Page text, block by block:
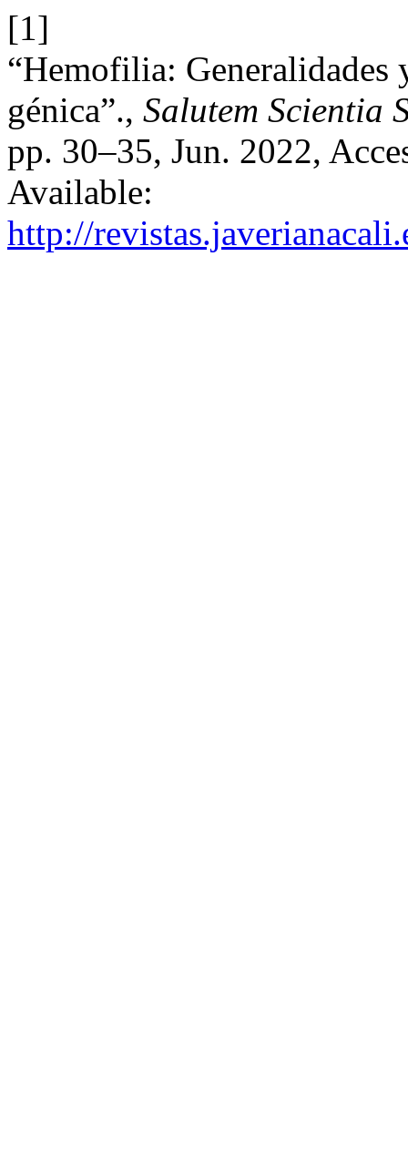
[1]
“Hemofilia: Generalidades
génica”., Salutem Scientia
pp. 30–35, Jun. 2022,
Available:
http://